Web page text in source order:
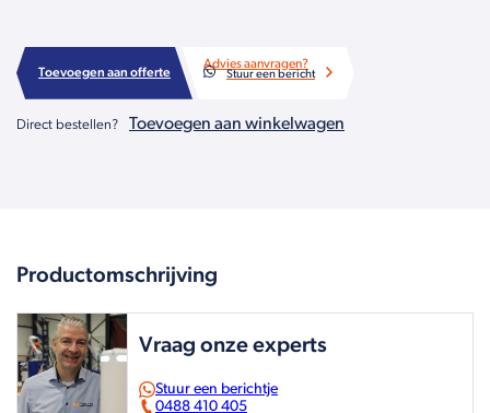
Toevoegen aan offerte
Advies aanvragen?
Stuur een bericht
Direct bestellen? Toevoegen aan winkelwagen
Productomschrijving
Vraag onze experts
Stuur een berichtje
0488 410 405